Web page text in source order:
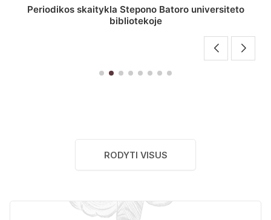
Stepono Batoro universiteto bibliotekos antrojo
aukšto fojė
RODYTI VISUS